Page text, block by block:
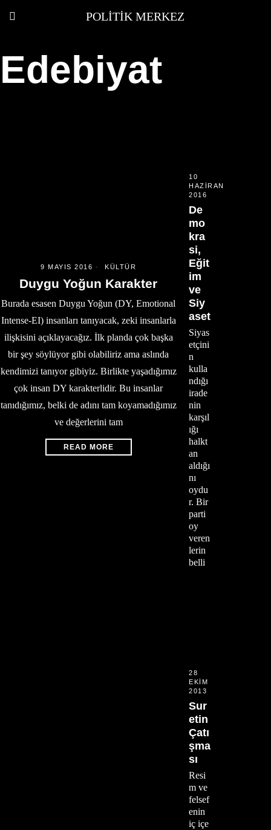
POLITIK MERKEZ
Edebiyat
9 MAYIS 2016 KÜLTÜR
Duygu Yoğun Karakter
Burada esasen Duygu Yoğun (DY, Emotional
Intense-EI) insanları tanıyacak, zeki insanlarla
ilişkisini açıklayacağız. İlk planda çok başka
bir şey söylüyor gibi olabiliriz ama aslında
kendimizi tanıyor gibiyiz. Birlikte yaşadığımız
çok insan DY karakterlidir. Bu insanlar
tanıdığımız, belki de adını tam koyamadığımız
ve değerlerini tam
READ MORE
10
HAZIRAN
2016
De
mo
kra
si,
Eğit
im
ve
Siy
aset
Siyas
etçini
n
kulla
ndığı
irade
nin
karşıl
ığı
halkt
an
aldığı
nı
oydu
r. Bir
parti
oy
veren
lerin
belli
28
EKIM
2013
Sur
etin
Çatı
şma
sı
Resi
m ve
felsef
enin
iç içe